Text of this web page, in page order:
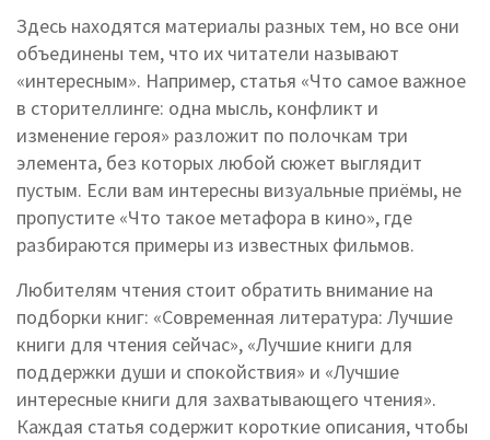
Здесь находятся материалы разных тем, но все они
объединены тем, что их читатели называют
«интересным». Например, статья «Что самое важное
в сторителлинге: одна мысль, конфликт и
изменение героя» разложит по полочкам три
элемента, без которых любой сюжет выглядит
пустым. Если вам интересны визуальные приёмы, не
пропустите «Что такое метафора в кино», где
разбираются примеры из известных фильмов.
Любителям чтения стоит обратить внимание на
подборки книг: «Современная литература: Лучшие
книги для чтения сейчас», «Лучшие книги для
поддержки души и спокойствия» и «Лучшие
интересные книги для захватывающего чтения».
Каждая статья содержит короткие описания, чтобы